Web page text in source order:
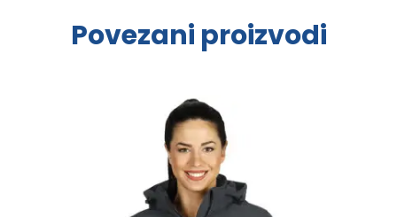
Povezani proizvodi